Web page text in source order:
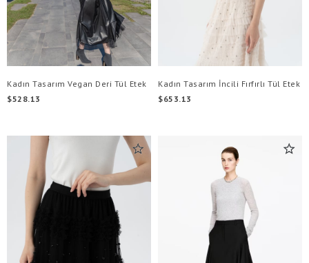
Kadın Tasarım Vegan Deri Tül Etek
$528.13
Kadın Tasarım İncili Fırfırlı Tül Etek
$653.13